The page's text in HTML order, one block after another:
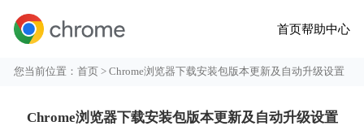
首页帮助中心
您当前位置：首页 > Chrome浏览器下载安装包版本更新及自动升级设置
Chrome浏览器下载安装包版本更新及自动升级设置